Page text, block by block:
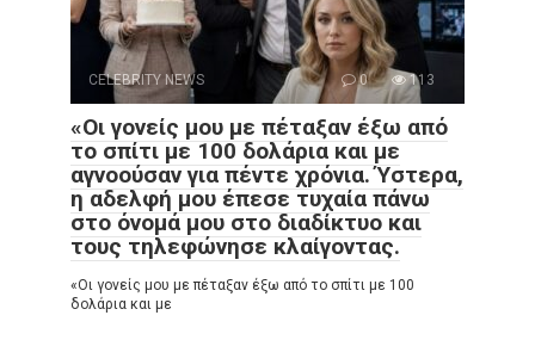
CELEBRITY NEWS 0 113
«Οι γονείς μου με πέταξαν έξω από
το σπίτι με 100 δολάρια και με
αγνοούσαν για πέντε χρόνια. Ύστερα,
η αδελφή μου έπεσε τυχαία πάνω
στο όνομά μου στο διαδίκτυο και
τους τηλεφώνησε κλαίγοντας.
«Οι γονείς μου με πέταξαν έξω από το σπίτι με 100
δολάρια και με